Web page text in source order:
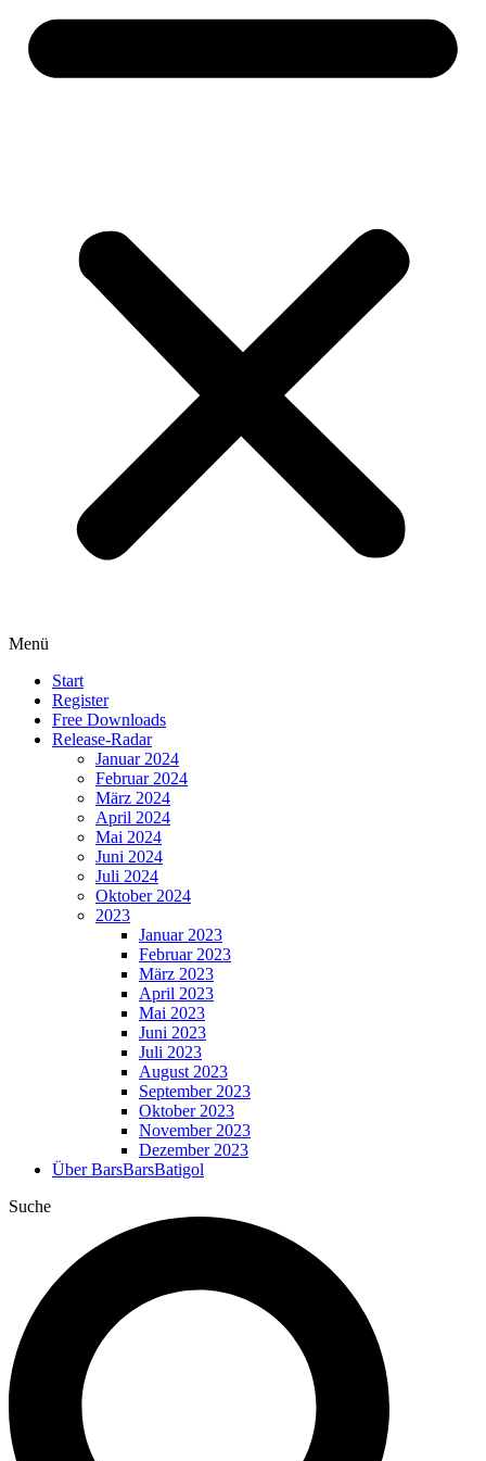
Menü
Start
Register
Free Downloads
Release-Radar
Januar 2024
Februar 2024
März 2024
April 2024
Mai 2024
Juni 2024
Juli 2024
Oktober 2024
2023
Januar 2023
Februar 2023
März 2023
April 2023
Mai 2023
Juni 2023
Juli 2023
August 2023
September 2023
Oktober 2023
November 2023
Dezember 2023
Über BarsBarsBatigol
Suche